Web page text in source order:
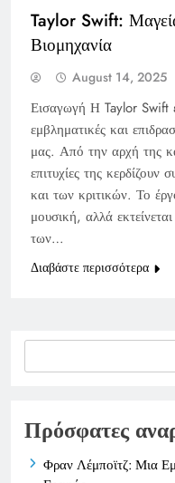
Taylor Swift:
Βιομηχανία
August 14, 2025
Εισαγωγή Η Taylor Swift
εμβληματικές και
μας. Από την αρχή της
επιτυχίες της
και των κριτικών. Το
μουσική, αλλά
των…
Διαβάστε περισσότερα
Πρόσφατες
Φραν Λέμποϊτζ: Μια